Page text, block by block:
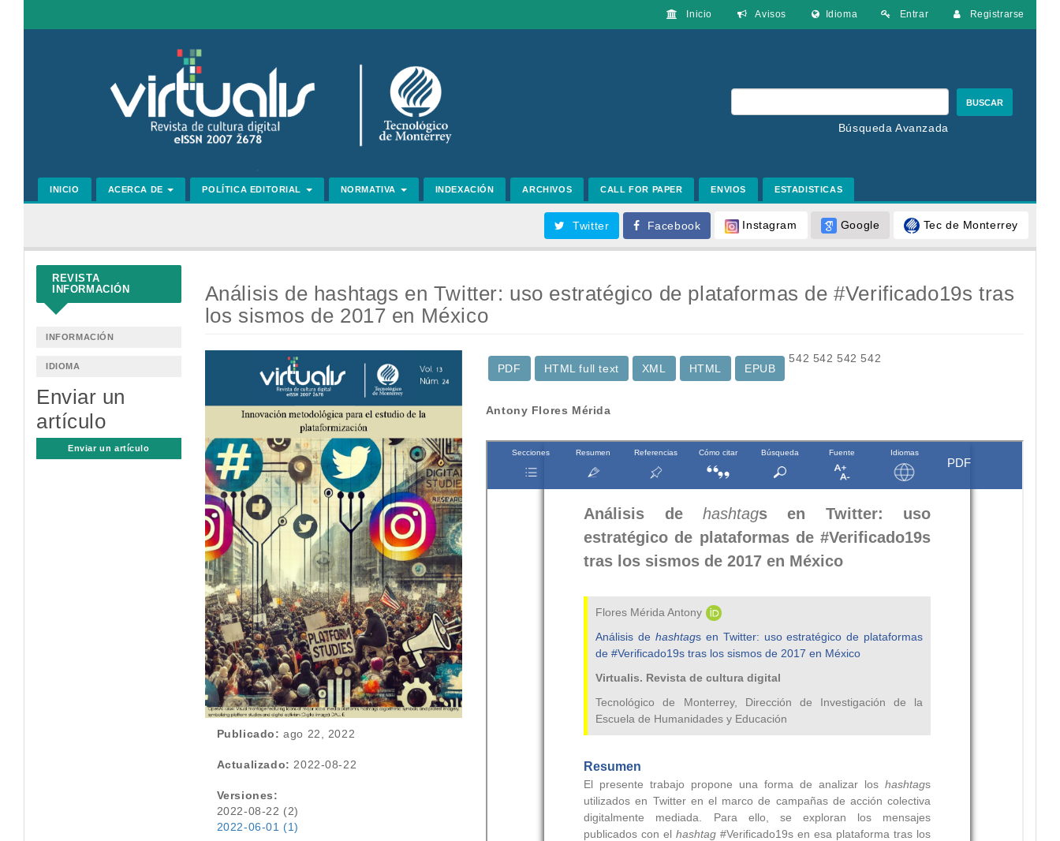
Entrar Registrarse
Inicio Avisos Idioma
BUSCAR
Búsqueda Avanzada
INICIO ACERCA DE POLÍTICA EDITORIAL NORMATIVA INDEXACIÓN ARCHIVOS CALL FOR PAPER ENVIOS ESTADISTICAS
Twitter Facebook Instagram Google Tec de Monterrey
REVISTA
INFORMACIÓN
INFORMACIÓN
IDIOMA
Enviar un
artículo
Enviar un artículo
Análisis de hashtags en Twitter: uso estratégico de plataformas de #Verificado19s tras
los sismos de 2017 en México
lateral
del
artículo
Publicado: ago 22, 2022
Actualizado: 2022-08-22
Versiones:
2022-08-22 (2)
2022-06-01 (1)
542
PDF
542
HTML full text
XML
542
HTML
542
EPUB
Contenido
principal
artículo
Antony Flores Mérida